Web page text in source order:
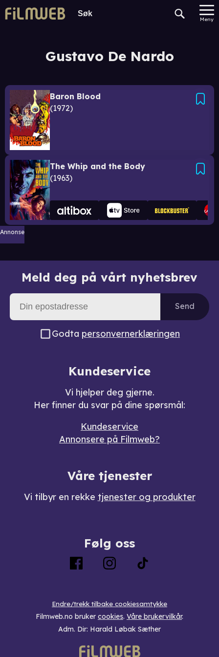
Meny
Gustavo De Nardo
Baron Blood
1972
The Whip and the Body
1963
Annonse
Meld deg på vårt nyhetsbrev
Send
Godta personvernerklæringen
Kundeservice
Vi hjelper deg gjerne.
Her finner du svar på dine spørsmål:
Kundeservice
Annonsere på Filmweb?
Våre tjenester
Vi tilbyr en rekke tjenester og produkter
Følg oss
Endre/trekk tilbake cookiesamtykke
Filmweb.no bruker cookies. Våre brukervilkår.
Adm. Dir: Harald Løbak Sæther